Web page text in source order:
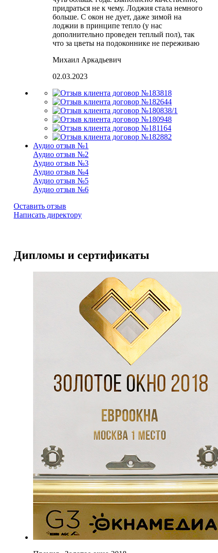
придраться не к чему. Лоджия стала немного
больше. С окон не дует, даже зимой на
лоджии в принципе тепло (у нас
дополнительно проведен теплый пол), так
что за цветы на подоконнике не переживаю
Михаил Аркадьевич
02.03.2023
Аудио отзыв №1
Аудио отзыв №2
Аудио отзыв №3
Аудио отзыв №4
Аудио отзыв №5
Аудио отзыв №6
Оставить отзыв
Написать директору
Дипломы и сертификаты